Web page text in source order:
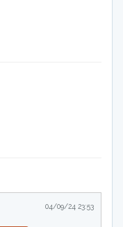
04/09/24 23:53